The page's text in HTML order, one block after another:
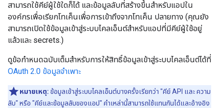
สามารถใช้คีย์ผู้ใช้ใดก็ได้ และข้อมูลลับที่สร้างขึ้นสำหรับแอปใน
องค์กรเพื่อเรียกโทเค็นเพื่อการเข้าถึงจากโทเค็น ปลายทาง (คุณยัง
สามารถเปิดใช้ข้อมูลเข้าสู่ระบบไคลเอ็นต์สำหรับแอปที่มีคีย์ผู้ใช้อยู่
แล้วและ secrets.)
ดูข้อกำหนดฉบับเต็มสำหรับการให้สิทธิ์ข้อมูลเข้าสู่ระบบไคลเอ็นต์ได้ที่
OAuth 2.0 ข้อมูลจำเพาะ
หมายเหตุ: ข้อมูลเข้าสู่ระบบไคลเอ็นต์บางครั้งเรียกว่า "คีย์ API และ ความ
ลับ" หรือ "คีย์และข้อมูลลับของแอป" คำเหล่านี้สามารถใช้แทนกันได้และอ้างอิง